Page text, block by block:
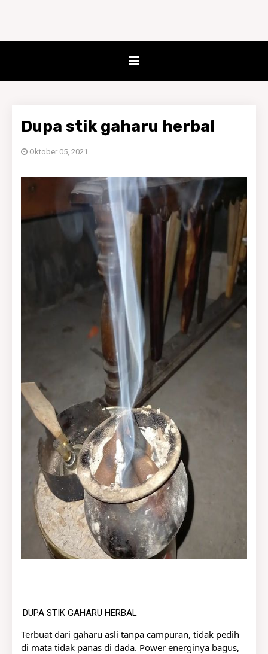
Dupa stik gaharu herbal
Oktober 05, 2021
DUPA STIK GAHARU HERBAL
Terbuat dari gaharu asli tanpa campuran, tidak pedih
di mata tidak panas di dada. Power energinya bagus,